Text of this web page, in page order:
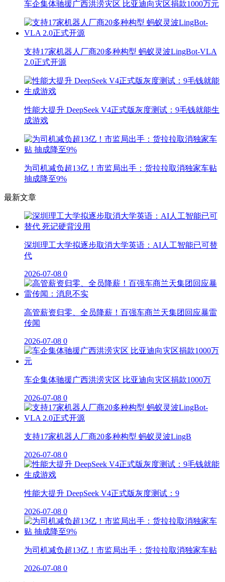
车企集体驰援广西洪涝灾区 比亚迪向灾区捐款1000万元
支持17家机器人厂商20多种构型 蚂蚁灵波LingBot-VLA
2.0正式开源
性能大提升 DeepSeek V4正式版灰度测试：9毛钱就能生
成游戏
为司机减负超13亿！市监局出手：货拉拉取消独家车贴
抽成降至9%
最新文章
深圳理工大学拟逐步取消大学英语：AI人工智能已可替
代
2026-07-08 0
高管薪资归零、全员降薪！百强车商兰天集团回应暴雷
传闻
2026-07-08 0
车企集体驰援广西洪涝灾区 比亚迪向灾区捐款1000万
2026-07-08 0
支持17家机器人厂商20多种构型 蚂蚁灵波LingB
2026-07-08 0
性能大提升 DeepSeek V4正式版灰度测试：9
2026-07-08 0
为司机减负超13亿！市监局出手：货拉拉取消独家车贴
2026-07-08 0